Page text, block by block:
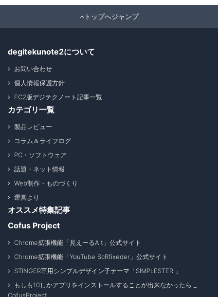
トップへジャンプ
degitekunote2について
お問い合わせ
個人情報保護方針
FC2版デジテクノート記事一覧
カテゴリ一覧
製品レビュー
コラム＆ライフログ
PC・ソフトウェア
話題・ネット情報
Web制作・ものづくり
運営より
オススメ特集記事
Cofus Project
Chrome拡張機能「見えーるAlt」公式サイト
Chrome拡張機能「YouTube ScRfixeder」公式サイト
STINGER専用シンプルデザイン子テーマ「SIMPLESTER 」
もしも10しかアプリをインストールすることが出来なかったら _
CofusProject